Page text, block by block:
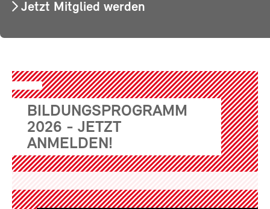
Jetzt Mitglied werden
BILDUNGSPROGRAMM
2026 - JETZT
ANMELDEN!